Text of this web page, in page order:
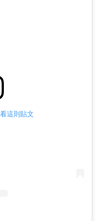
這則貼文